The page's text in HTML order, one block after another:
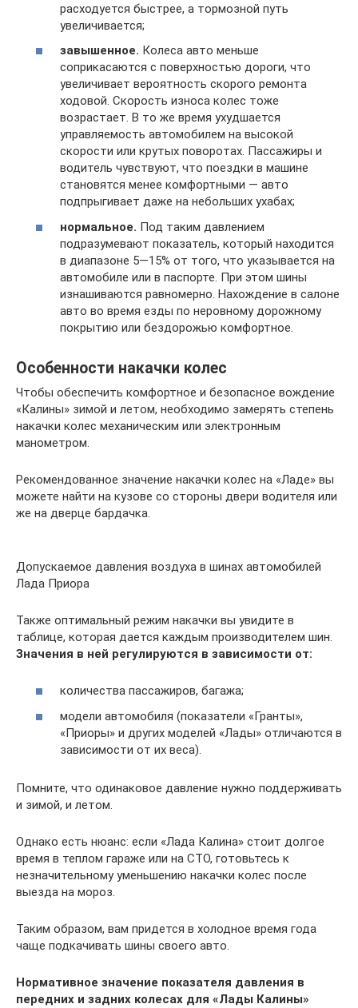
расходуется быстрее, а тормозной путь
увеличивается;
завышенное. Колеса авто меньше
соприкасаются с поверхностью дороги, что
увеличивает вероятность скорого ремонта
ходовой. Скорость износа колес тоже
возрастает. В то же время ухудшается
управляемость автомобилем на высокой
скорости или крутых поворотах. Пассажиры и
водитель чувствуют, что поездки в машине
становятся менее комфортными — авто
подпрыгивает даже на небольших ухабах;
нормальное. Под таким давлением
подразумевают показатель, который находится
в диапазоне 5—15% от того, что указывается на
автомобиле или в паспорте. При этом шины
изнашиваются равномерно. Нахождение в салоне
авто во время езды по неровному дорожному
покрытию или бездорожью комфортное.
Особенности накачки колес
Чтобы обеспечить комфортное и безопасное вождение
«Калины» зимой и летом, необходимо замерять степень
накачки колес механическим или электронным
манометром.
Рекомендованное значение накачки колес на «Ладе» вы
можете найти на кузове со стороны двери водителя или
же на дверце бардачка.
Допускаемое давления воздуха в шинах автомобилей
Лада Приора
Также оптимальный режим накачки вы увидите в
таблице, которая дается каждым производителем шин.
Значения в ней регулируются в зависимости от:
количества пассажиров, багажа;
модели автомобиля (показатели «Гранты»,
«Приоры» и других моделей «Лады» отличаются в
зависимости от их веса).
Помните, что одинаковое давление нужно поддерживать
и зимой, и летом.
Однако есть нюанс: если «Лада Калина» стоит долгое
время в теплом гараже или на СТО, готовьтесь к
незначительному уменьшению накачки колес после
выезда на мороз.
Таким образом, вам придется в холодное время года
чаще подкачивать шины своего авто.
Нормативное значение показателя давления в
передних и задних колесах для «Лады Калины»